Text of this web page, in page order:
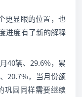
更显眼的位置，也
进度有了新的解释
40辆、29.6%，累
20.7%，当月份额
巩固同样需要继续